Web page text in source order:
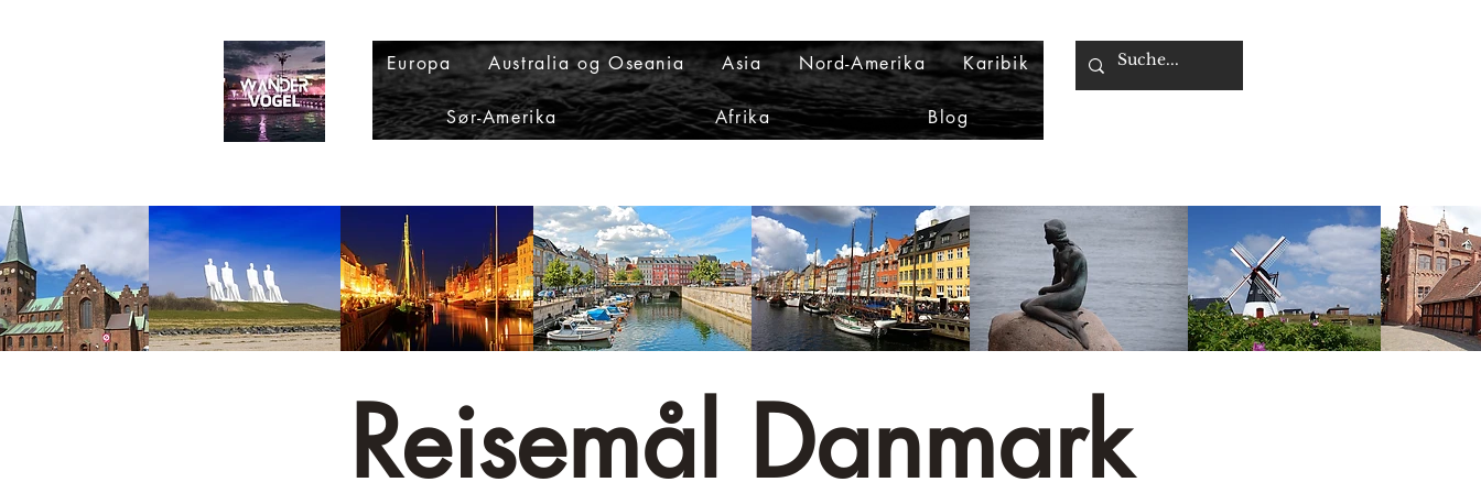
Europa Australia og Oseania Asia Nord-Amerika Karibik
Sør-Amerika Afrika Blog
Reisemål Danmark